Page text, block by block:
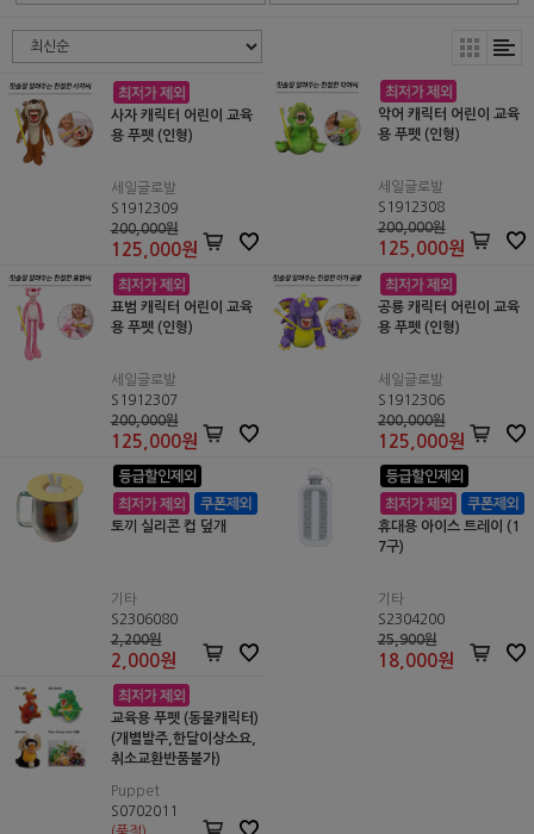
사자 캐릭터 어린이 교육
용 푸펫 (인형)
세일글로발
S1912309
200,000원
125,000원
악어 캐릭터 어린이 교육
용 푸펫 (인형)
세일글로발
S1912308
200,000원
125,000원
표범 캐릭터 어린이 교육
용 푸펫 (인형)
세일글로발
S1912307
200,000원
125,000원
공룡 캐릭터 어린이 교육
용 푸펫 (인형)
세일글로발
S1912306
200,000원
125,000원
토끼 실리콘 컵 덮개
기타
S2306080
2,200원
2,000원
휴대용 아이스 트레이 (1
7구)
기타
S2304200
25,900원
18,000원
교육용 푸펫 (동물캐릭터)
(개별발주,한달이상소요,
취소교환반품불가)
Puppet
S0702011